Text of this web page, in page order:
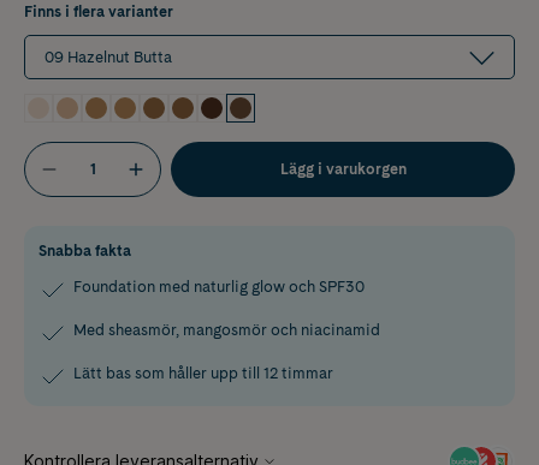
Finns i flera varianter
09 Hazelnut Butta
Lägg i varukorgen
Snabba fakta
Foundation med naturlig glow och SPF30
Med sheasmör, mangosmör och niacinamid
Lätt bas som håller upp till 12 timmar